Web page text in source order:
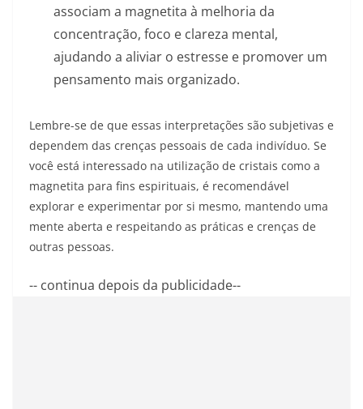
associam a magnetita à melhoria da
concentração, foco e clareza mental,
ajudando a aliviar o estresse e promover um
pensamento mais organizado.
Lembre-se de que essas interpretações são subjetivas e
dependem das crenças pessoais de cada indivíduo. Se
você está interessado na utilização de cristais como a
magnetita para fins espirituais, é recomendável
explorar e experimentar por si mesmo, mantendo uma
mente aberta e respeitando as práticas e crenças de
outras pessoas.
-- continua depois da publicidade--